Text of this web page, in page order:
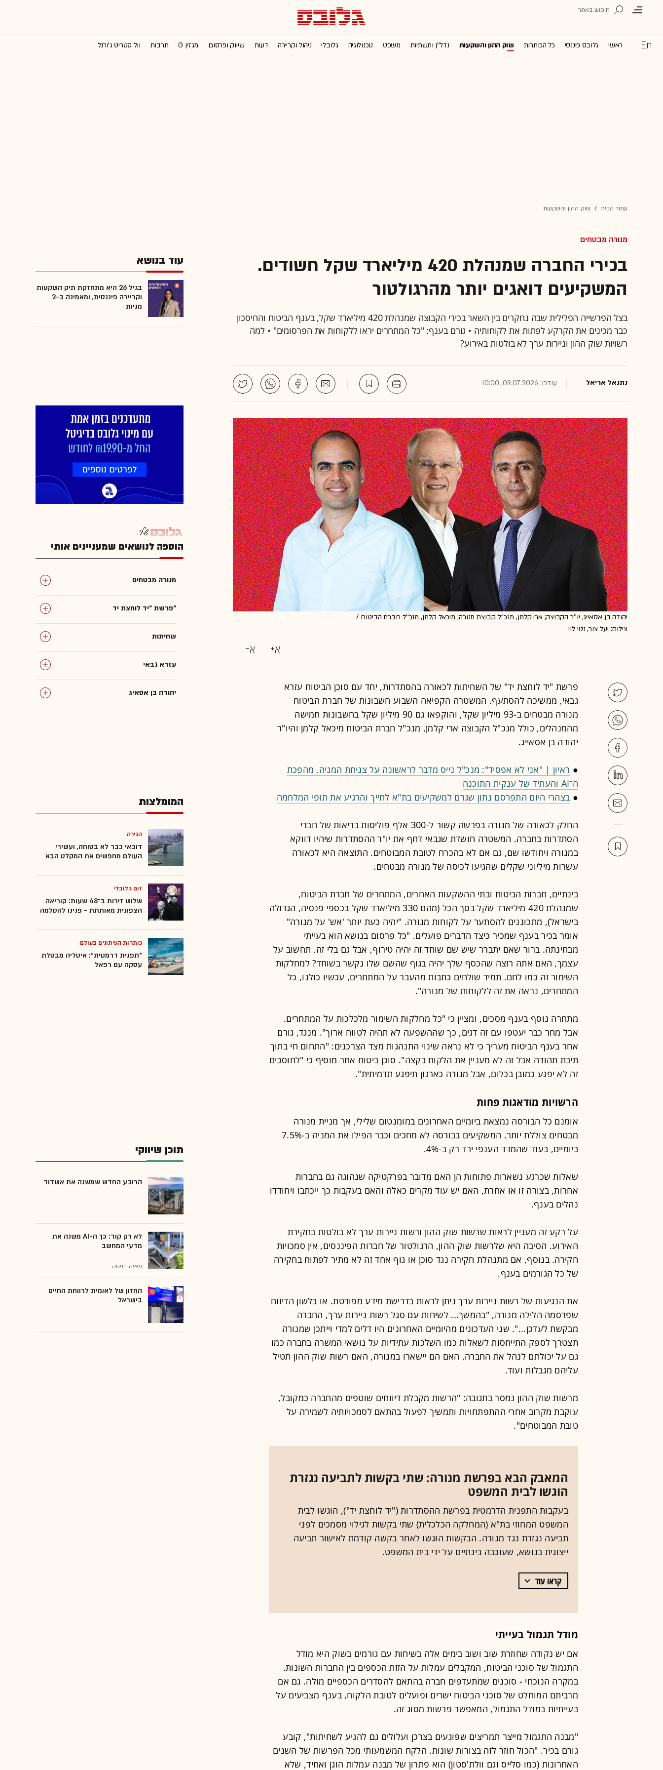
ראשי גלובס פיננסי כל הכותרות שוק ההון והשקעות נדל''ן ותשתיות משפט טכנולוגיה גלובלי ניהול וקריירה דעות שיווק ופרסום מגזין G תרבות וול סטריט ג'ורנל
עמוד הבית שוק ההון והשקעות
מנורה מבטחים
בכירי החברה שמנהלת 420 מיליארד שקל חשודים.
המשקיעים דואגים יותר מהרגולטור
בצל הפרשייה הפלילית שבה נחקרים בין השאר בכירי הקבוצה שמנהלת 420 מיליארד שקל, בענף הביטוח והחיסכון
כבר מכינים את הקרקע לפתות את לקוחותיה • גורם בענף: "כל המתחרים יראו ללקוחות את הפרסומים" • למה
רשויות שוק ההון וניירות ערך לא בולטות באירוע?
נתנאל אריאל עודכן: 09.07.2026, 10:00
יהודה בן אסאייג, יו''ר הקבוצה; ארי קלמן, מנכ''ל קבוצת מנורה; מיכאל קלמן, מנכ''ל חברת הביטוח /
צילום: יעל צור, נטי לוי
פרשת "יד לוחצת יד" של השחיתות לכאורה בהסתדרות, יחד עם סוכן הביטוח עזרא
גבאי, ממשיכה להסתעף. המשטרה הקפיאה השבוע חשבונות של חברת הביטוח
מנורה מבטחים ב-93 מיליון שקל, והוקפאו גם 90 מיליון שקל בחשבונות חמישה
מהמנהלים, כולל מנכ"ל הקבוצה ארי קלמן, מנכ"ל חברת הביטוח מיכאל קלמן והיו"ר
יהודה בן אסאייג.
● ראיון | "אני לא אפסיד": מנכ"ל נייס מדבר לראשונה על צניחת המניה, מהפכת
ה־AI והעתיד של ענקית התוכנה
● בצהרי היום התפרסם נתון שגרם למשקיעים בת"א לחייך והרגיע את תופי המלחמה
החלק לכאורה של מנורה בפרשה קשור ל-300 אלף פוליסות בריאות של חברי
הסתדרות בחברה. המשטרה חושדת שגבאי דחף את יו"ר ההסתדרות שיהיו דווקא
במנורה ויחודשו שם, גם אם לא בהכרח לטובת המבוטחים. התוצאה היא לכאורה
עשרות מיליוני שקלים שהגיעו לכיסה של מנורה מבטחים.
בינתיים, חברות הביטוח ובתי ההשקעות האחרים, המתחרים של חברת הביטוח,
שמנהלת 420 מיליארד שקל בסך הכל (מהם 330 מיליארד שקל בכספי פנסיה, הגדולה
בישראל), מתכוננים להסתער על לקוחות מנורה. "יהיה כעת יותר 'אש' על מנורה"
אומר בכיר בענף שמכיר כיצד הדברים פועלים. "כל פרסום בנושא הוא בעייתי
מבחינתה. ברור שאם יתברר שיש שם שוחד זה יהיה טירוף, אבל גם בלי זה, תחשוב על
עצמך, האם אתה רוצה שהכסף שלך יהיה בגוף שהשם שלו נקשר בשוחד? למחלקות
השימור זה כמו לחם. תמיד שולחים כתבות מהעבר על המתחרים, עכשיו כולנו, כל
המתחרים, נראה את זה ללקוחות של מנורה".
מתחרה נוסף בענף מסכים, ומציין כי "כל מחלקות השימור מלכלכות על המתחרים.
אבל מחר כבר יעטפו עם זה דגים, כך שההשפעה לא תהיה לטווח ארוך". מנגד, גורם
אחר בענף הביטוח מעריך כי לא נראה שינוי התנהגות מצד הצרכנים: "התחום חי בתוך
תיבת תהודה אבל זה לא מעניין את הלקוח בקצה". סוכן ביטוח אחר מוסיף כי "לחוסכים
זה לא יפגע כמובן בכלום, אבל מנורה כארגון תיפגע תדמיתית".
הרשויות מודאגות פחות
אומנם כל הבורסה נמצאת ביומיים האחרונים במומנטום שלילי, אך מניית מנורה
מבטחים צוללת יותר. המשקיעים בבורסה לא מחכים וכבר הפילו את המניה ב-7.5%
ביומיים, בעוד שהמדד הענפי ירד רק ב-4%.
שאלות שכרגע נשארות פתוחות הן האם מדובר בפרקטיקה שנהוגה גם בחברות
אחרות, בצורה זו או אחרת, האם יש עוד מקרים כאלה והאם בעקבות כך ייכתבו ויחודדו
נהלים בענף.
על רקע זה מעניין לראות שרשות שוק ההון ורשות ניירות ערך לא בולטות בחקירת
האירוע. הסיבה היא שלרשות שוק ההון, הרגולטור של חברות הפיננסים, אין סמכויות
חקירה. בנוסף, אם מתנהלת חקירה נגד סוכן או גוף אחד זה לא מתיר לפתוח בחקירה
של כל הגורמים בענף.
את הנגיעות של רשות ניירות ערך ניתן לראות בדרישת מידע מפורטת. או בלשון הדיווח
שפרסמה הלילה מנורה, "בהמשך... לשיחות עם סגל רשות ניירות ערך, החברה
מבקשת לעדכן...". שני העדכונים מהיומיים האחרונים היו דלים למדי וייתכן שמנורה
תצטרך לספק התייחסות לשאלות כמו השלכות עתידיות על נושאי המשרה בחברה כמו
גם על יכולתם לנהל את החברה, האם הם יישארו במנורה, האם רשות שוק ההון תטיל
עליהם מגבלות ועוד.
מרשות שוק ההון נמסר בתגובה: "הרשות מקבלת דיווחים שוטפים מהחברה כמקובל,
עוקבת מקרוב אחרי ההתפתחויות ותמשיך לפעול בהתאם לסמכויותיה לשמירה על
טובת המבוטחים".
המאבק הבא בפרשת מנורה: שתי בקשות לתביעה נגזרת
הוגשו לבית המשפט
בעקבות התפנית הדרמטית בפרשת ההסתדרות ("יד לוחצת יד"), הוגשו לבית
המשפט המחוזי בת"א (המחלקה הכלכלית) שתי בקשות לגילוי מסמכים לפני
תביעה נגזרת נגד מנורה. הבקשות הוגשו לאחר בקשה קודמת לאישור תביעה
ייצוגית בנושא, שעוכבה בינתיים על ידי בית המשפט.
קראו עוד
מודל תגמול בעייתי
אם יש נקודה שחוזרת שוב ושוב בימים אלה בשיחות עם גורמים בשוק היא מודל
התגמול של סוכני הביטוח, המקבלים עמלות על הזזת הכספים בין החברות השונות.
במקרה הנוכחי - סוכנים שמתעדפים חברה בהתאם להסדרים הכספיים מולה. גם אם
מרביתם המוחלט של סוכני הביטוח ישרים ופועלים לטובת הלקוח, בענף מצביעים על
בעייתיות במודל התגמול, המאפשר פרשות מסוג זה.
"מבנה התגמול מייצר תמריצים שפוגעים בצרכן ועלולים גם להגיע לשחיתות", קובע
גורם בכיר. "הכול חוזר לזה בצורות שונות. הלקח המשמעותי מכל הפרשות של השנים
האחרונות (כמו סלייס וגם וולת'סטון) הוא פתרון של מבנה עמלות הוגן ואחיד, שלא
עוד בנושא
בגיל 26 היא מתחזקת תיק השקעות
וקריירה פיננסית, ומאמינה ב-2
מניות
הוספה לנושאים שמעניינים אותי
מנורה מבטחים
פרשת "יד לוחצת יד"
שחיתות
עזרא גבאי
יהודה בן אסאיג
המומלצות
הגירה
דובאי כבר לא בטוחה, ועשירי
העולם מחפשים את המקלט הבא
זום גלובלי
שלוש זירות ב־48 שעות: קוריאה
הצפונית מאותתת - פנינו להסלמה
כותרות העיתונים בעולם
"תפנית דרמטית": איטליה מבטלת
עסקה עם רפאל
תוכן שיווקי
הרובע החדש שמשנה את אשדוד
לא רק קוד: כך ה-AI משנה את
מדעי המחשב
מאיה בניטה
החזון של לאומית לרווחת החיים
בישראל